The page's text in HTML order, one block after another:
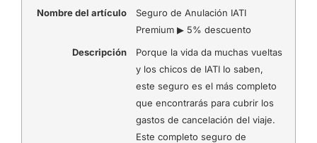
Nombre del artículo
Seguro de Anulación IATI
Premium ▶ 5% descuento
Descripción
Porque la vida da muchas vueltas
y los chicos de IATI lo saben,
este seguro es el más completo
que encontrarás para cubrir los
gastos de cancelación del viaje.
Este completo seguro de